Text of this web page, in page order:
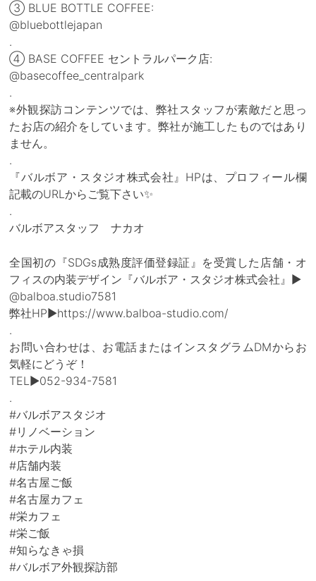
③ BLUE BOTTLE COFFEE:
@bluebottlejapan
.
④ BASE COFFEE セントラルパーク店:
@basecoffee_centralpark
.
※外観探訪コンテンツでは、弊社スタッフが素敵だと思っ
たお店の紹介をしています。弊社が施工したものではあり
ません。
.
『バルボア・スタジオ株式会社』HPは、プロフィール欄
記載のURLからご覧下さい✨
.
バルボアスタッフ ナカオ
全国初の『SDGs成熟度評価登録証』を受賞した店舗・オ
フィスの内装デザイン『バルボア・スタジオ株式会社』▶
@balboa.studio7581
弊社HP▶https://www.balboa-studio.com/
.
お問い合わせは、お電話またはインスタグラムDMからお
気軽にどうぞ！
TEL▶052-934-7581
.
#バルボアスタジオ
#リノベーション
#ホテル内装
#店舗内装
#名古屋ご飯
#名古屋カフェ
#栄カフェ
#栄ご飯
#知らなきゃ損
#バルボア外観探訪部